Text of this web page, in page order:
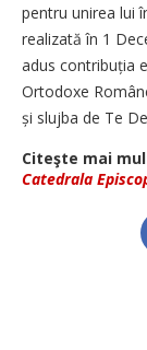
pentru unirea lui
realizată în 1
adus contribuția
Ortodoxe
și slujba de Te
Citeşte mai
Catedrala